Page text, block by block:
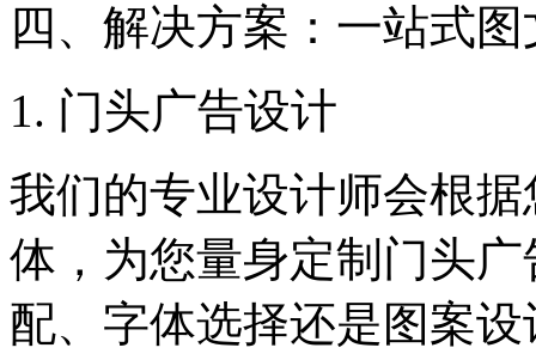
四、解决方案：一站式
1. 门头广告设计
我们的专业设计师会根
体，为您量身定制门头
配、字体选择还是图案